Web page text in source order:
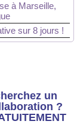
à Marseille,
sur 8 jours !
un
?